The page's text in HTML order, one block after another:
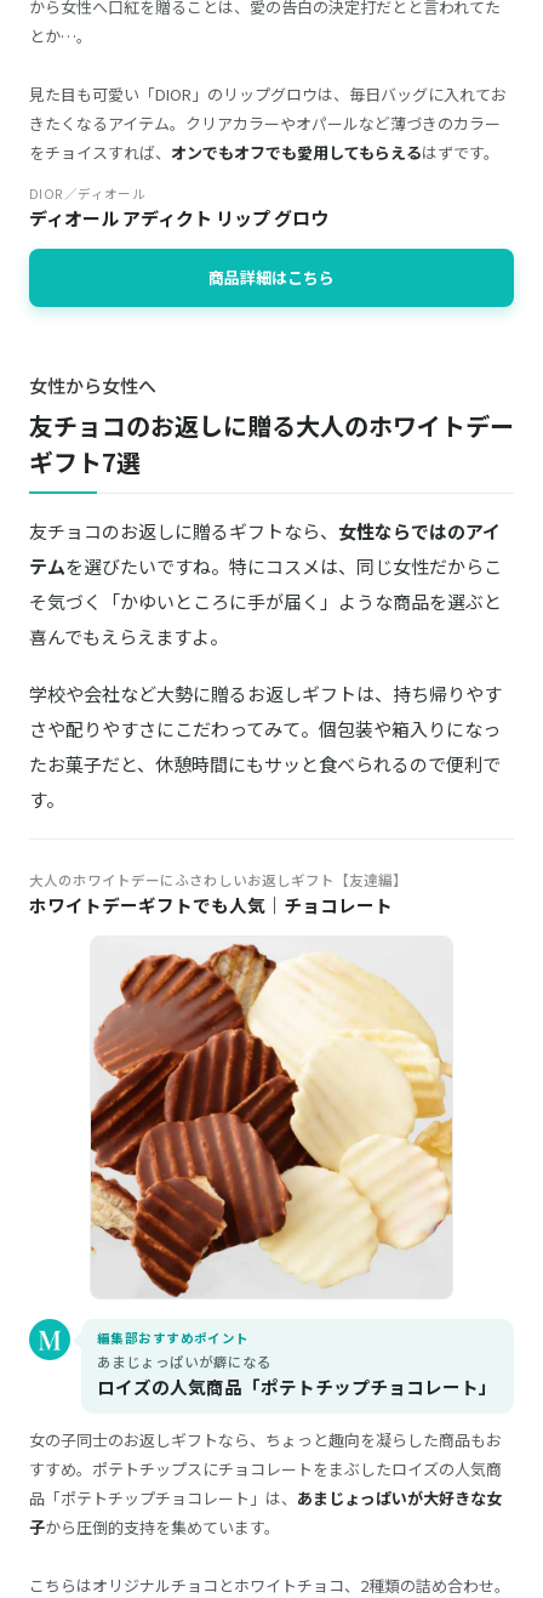
から女性へ口紅を贈ることは、愛の告白の決定打だとと言われてた
とか…。
見た目も可愛い「DIOR」のリップグロウは、毎日バッグに入れてお
きたくなるアイテム。クリアカラーやオパールなど薄づきのカラー
をチョイスすれば、 オンでもオフでも愛用してもらえるはずです。
DIOR／ディオール
ディオール アディクト リップ グロウ
商品詳細はこちら
女性から女性へ
友チョコのお返しに贈る大人のホワイトデー
ギフト7選
友チョコのお返しに贈るギフトなら、 女性ならではのアイ
テムを選びたいですね。特にコスメは、同じ女性だからこ
そ気づく「かゆいところに手が届く」ような商品を選ぶと
喜んでもえらえますよ。
学校や会社など大勢に贈るお返しギフトは、持ち帰りやす
さや配りやすさにこだわってみて。個包装や箱入りになっ
たお菓子だと、休憩時間にもサッと食べられるので便利で
す。
大人のホワイトデーにふさわしいお返しギフト【友達編】
ホワイトデーギフトでも人気｜チョコレート
編集部おすすめポイント
あまじょっぱいが癖になる
ロイズの人気商品「ポテトチップチョコレート」
女の子同士のお返しギフトなら、ちょっと趣向を凝らした商品もお
すすめ。ポテトチップスにチョコレートをまぶしたロイズの人気商
品「ポテトチップチョコレート」は、 あまじょっぱいが大好きな女
子から圧倒的支持を集めています。
こちらはオリジナルチョコとホワイトチョコ、2種類の詰め合わせ。